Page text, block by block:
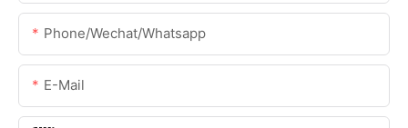
Phone/Wechat/Whatsapp
E-Mail